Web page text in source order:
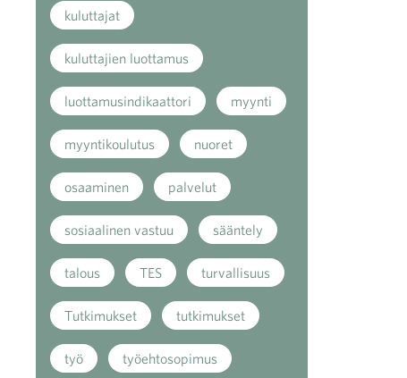
kuluttajat
kuluttajien luottamus
luottamusindikaattori myynti
myyntikoulutus nuoret
osaaminen palvelut
sosiaalinen vastuu sääntely
talous TES turvallisuus
Tutkimukset tutkimukset
työ työehtosopimus